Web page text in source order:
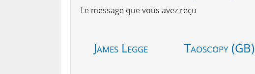
Le message que vous avez reçu
James Legge Taoscopy (GB)